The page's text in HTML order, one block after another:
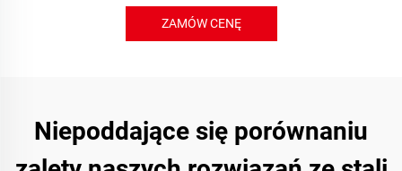
ZAMÓW CENĘ
Niepoddające się porównaniu